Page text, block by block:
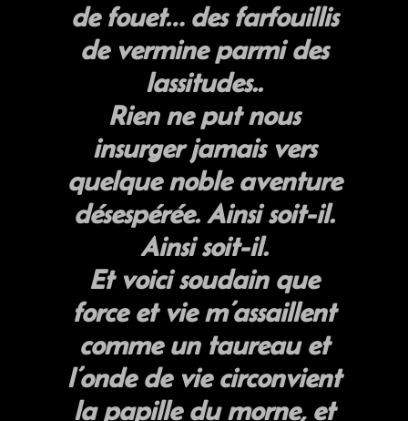
de fouet… des farfouillis
de vermine parmi des
lassitudes..
Rien ne put nous
insurger jamais vers
quelque noble aventure
désespérée. Ainsi soit-il.
Ainsi soit-il.
Et voici soudain que
force et vie m’assaillent
comme un taureau et
l’onde de vie circonvient
la papille du morne, et